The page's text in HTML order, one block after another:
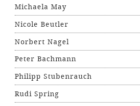
Michaela May
Nicole Beutler
Norbert Nagel
Peter Bachmann
Philipp Stubenrauch
Rudi Spring